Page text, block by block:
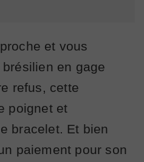
et vous
en gage
refus, cette
poignet et
bracelet. Et bien
paiement pour son